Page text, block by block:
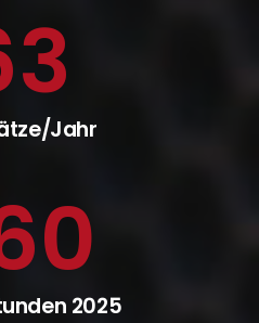
Jahr
2025